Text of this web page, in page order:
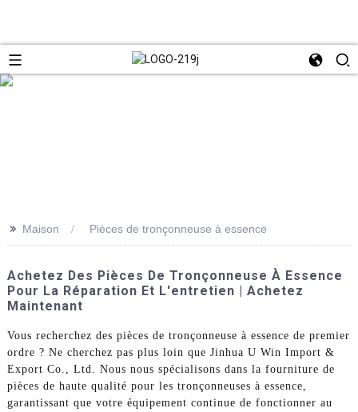
>> Maison Pièces de tronçonneuse à essence
Achetez Des Pièces De Tronçonneuse À Essence
Pour La Réparation Et L'entretien | Achetez
Maintenant
Vous recherchez des pièces de tronçonneuse à essence de premier
ordre ? Ne cherchez pas plus loin que Jinhua U Win Import &
Export Co., Ltd. Nous nous spécialisons dans la fourniture de
pièces de haute qualité pour les tronçonneuses à essence,
garantissant que votre équipement continue de fonctionner au